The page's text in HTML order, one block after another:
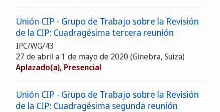
Unión CIP - Grupo de Trabajo sobre la Revisión
de la CIP: Cuadragésima tercera reunión
IPC/WG/43
27 de abril a 1 de mayo de 2020 (Ginebra, Suiza)
Aplazado(a), Presencial
Unión CIP - Grupo de Trabajo sobre la Revisión
de la CIP: Cuadragésima segunda reunión